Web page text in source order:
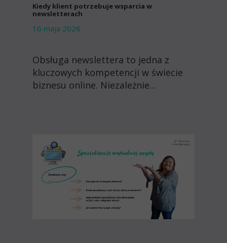
Kiedy klient potrzebuje wsparcia w
newsletterach
16 maja 2026
Obsługa newslettera to jedna z
kluczowych kompetencji w świecie
biznesu online. Niezależnie...